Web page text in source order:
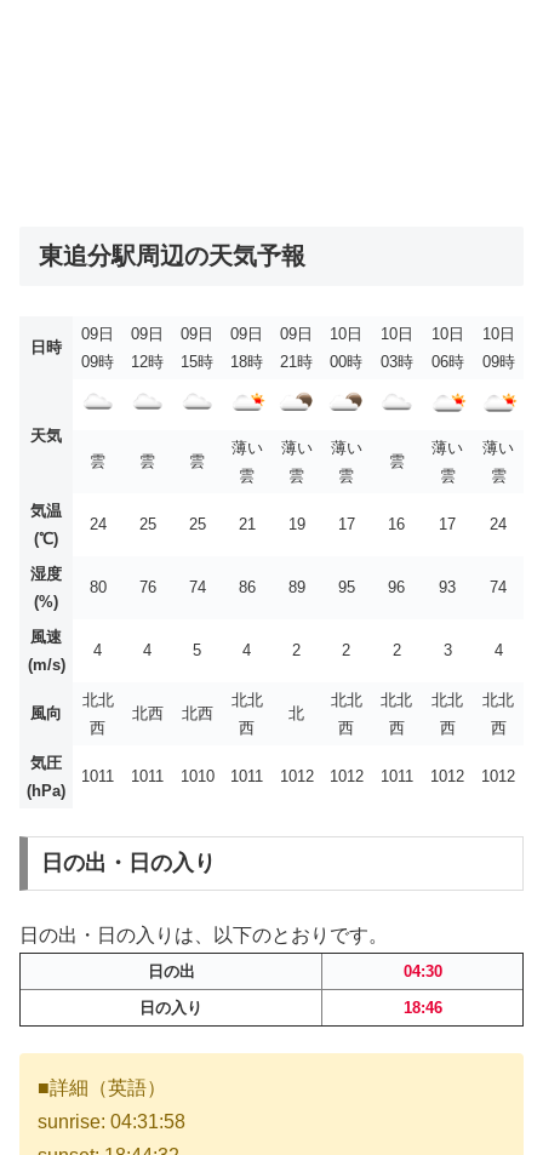
東追分駅周辺の天気予報
日時
09日
09時
09日
12時
09日
15時
09日
18時
09日
21時
10日
00時
10日
03時
10日
06時
10日
09時
天気
雲
雲 雲
薄い
雲
薄い
雲
薄い
雲
雲
薄い
雲
薄い
雲
気温
(℃)
24 25 25 21 19 17 16 17 24
湿度
(%)
80 76 74 86 89 95 96 93 74
風速
(m/s)
4 4 5 4 2 2 2 3 4
風向
北北
西
北西 北西
北北
西
北
北北
西
北北
西
北北
西
北北
西
気圧
(hPa)
1011 1011 1010 1011 1012 1012 1011 1012 1012
日の出・日の入り
日の出・日の入りは、以下のとおりです。
日の出
04:30
日の入り
18:46
■詳細（英語）
sunrise: 04:31:58